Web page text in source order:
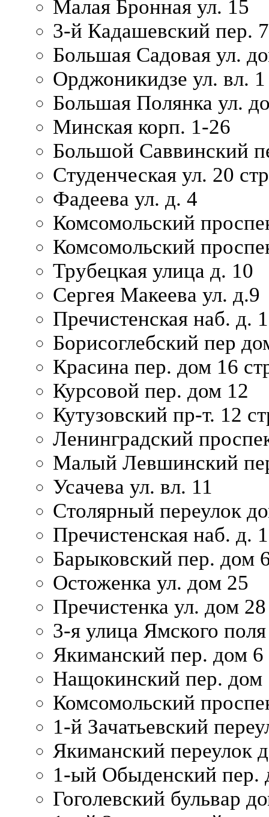
Малая Бронная ул. 15
3-й Кадашевский пер.
Большая Садовая ул.
Орджоникидзе ул. вл. 1
Большая Полянка ул.
Минская корп. 1-26
Большой Саввинский
Студенческая ул. 20
Фадеева ул. д. 4
Комсомольский
Комсомольский
Трубецкая улица д. 10
Сергея Макеева ул. д.9
Пречистенская наб. д.
Борисоглебский пер
Красина пер. дом 16
Курсовой пер. дом 12
Кутузовский пр-т. 12
Ленинградский
Малый Левшинский
Усачева ул. вл. 11
Столярный переулок
Пречистенская наб. д.
Барыковский пер. дом
Остоженка ул. дом 25
Пречистенка ул. дом 28
3-я улица Ямского
Якиманский пер. дом 6
Нащокинский пер. дом
Комсомольский
1-й Зачатьевский
Якиманский переулок
1-ый Обыденский пер.
Гоголевский бульвар